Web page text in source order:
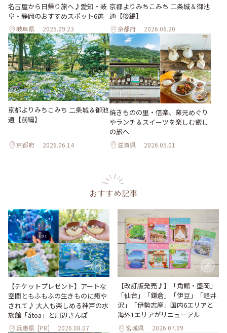
名古屋から日帰り旅へ♪愛知・岐
阜・静岡のおすすめスポット6選
岐阜県 2025.09.23
京都よりみちこみち 二条城＆御池
通【後編】
京都府 2026.06.20
京都よりみちこみち 二条城＆御池
通【前編】
京都府 2026.06.14
焼きものの里・信楽、窯元めぐり
やランチ＆スイーツを楽しむ癒し
の旅へ
滋賀県 2026.05.01
おすすめ記事
【チケットプレゼント】アートな
空間ともふもふの生きものに癒や
されて♪ 大人も楽しめる神戸の水
族館「átoa」と周辺さんぽ
兵庫県 [PR] 2026.08.07
【改訂版発売♪】「角館・盛岡」
「仙台」「鎌倉」「伊豆」「軽井
沢」「伊勢志摩」国内6エリアと
海外1エリアがリニューアル
宮城県 2026.07.09